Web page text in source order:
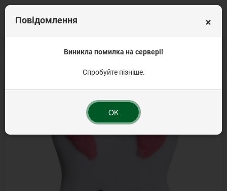
Продукція для Великодня Елементи фасовані
×
Повідомлення
Виникла помилка на сервері!
Спробуйте пізніше.
OK